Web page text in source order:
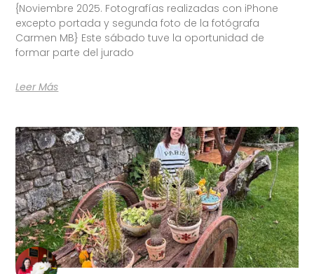
{Noviembre 2025. Fotografías realizadas con iPhone
excepto portada y segunda foto de la fotógrafa
Carmen MB} Este sábado tuve la oportunidad de
formar parte del jurado
Leer Más